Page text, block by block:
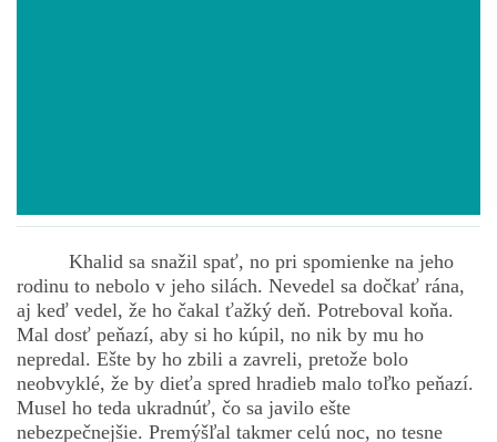
TARA
VÍLA NA BRONZOVEJ ULICI
VLČÍ MOR
Khalid sa snažil spať, no pri spomienke na jeho
rodinu to nebolo v jeho silách. Nevedel sa dočkať rána,
aj keď vedel, že ho čakal ťažký deň. Potreboval koňa.
Mal dosť peňazí, aby si ho kúpil, no nik by mu ho
nepredal. Ešte by ho zbili a zavreli, pretože bolo
neobvyklé, že by dieťa spred hradieb malo toľko peňazí.
Musel ho teda ukradnúť, čo sa javilo ešte
nebezpečnejšie. Premýšľal takmer celú noc, no tesne